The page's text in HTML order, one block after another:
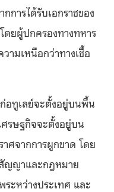
การได้รับเอกราชของ
ดยผู้ปกครองทางทหาร
ามเหนือกว่าทางเชื้อ
อทูเลย์จะตั้งอยู่บนพื้น
ศรษฐกิจจะตั้งอยู่บน
ศจากการผูกขาด โดย
ญญาและกฎหมาย
ะหว่างประเทศ และ